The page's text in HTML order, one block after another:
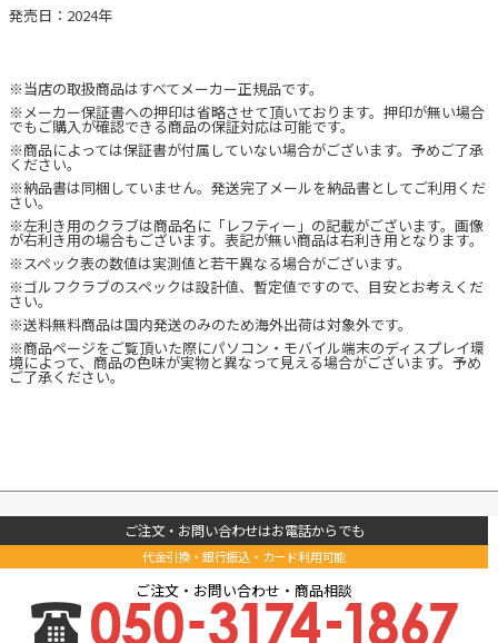
発売日：2024年
※当店の取扱商品はすべてメーカー正規品です。
※メーカー保証書への押印は省略させて頂いております。押印が無い場合
でもご購入が確認できる商品の保証対応は可能です。
※商品によっては保証書が付属していない場合がございます。予めご了承
ください。
※納品書は同梱していません。発送完了メールを納品書としてご利用くだ
さい。
※左利き用のクラブは商品名に「レフティー」の記載がございます。画像
が右利き用の場合もございます。表記が無い商品は右利き用となります。
※スペック表の数値は実測値と若干異なる場合がございます。
※ゴルフクラブのスペックは設計値、暫定値ですので、目安とお考えくだ
さい。
※送料無料商品は国内発送のみのため海外出荷は対象外です。
※商品ページをご覧頂いた際にパソコン・モバイル端末のディスプレイ環
境によって、商品の色味が実物と異なって見える場合がございます。予め
ご了承ください。
ご注文・お問い合わせはお電話からでも
代金引換・銀行振込・カード利用可能
ご注文・お問い合わせ・商品相談